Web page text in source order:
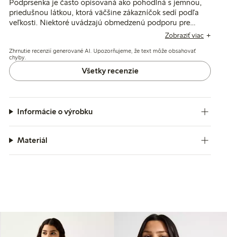
Podprsenka je často opisovaná ako pohodlná s jemnou,
priedušnou látkou, ktorá väčšine zákazníčok sedí podľa
veľkosti. Niektoré uvádzajú obmedzenú podporu pre
väčšie poprsie a občasné problémy so šírkou ramienok,
celková kvalita a strih zostávajú uspokojivé.
Zobraziť viac
Zhrnutie recenzií generované AI. Upozorňujeme, že text môže obsahovať
chyby.
Všetky recenzie
Informácie o výrobku
Materiál